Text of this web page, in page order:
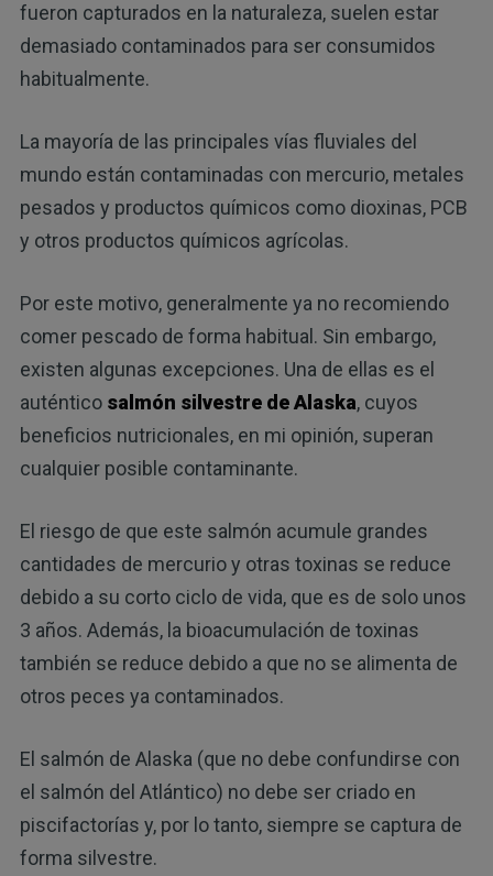
fueron capturados en la naturaleza, suelen estar
demasiado contaminados para ser consumidos
habitualmente.
La mayoría de las principales vías fluviales del
mundo están contaminadas con mercurio, metales
pesados y productos químicos como dioxinas, PCB
y otros productos químicos agrícolas.
Por este motivo, generalmente ya no recomiendo
comer pescado de forma habitual. Sin embargo,
existen algunas excepciones. Una de ellas es el
auténtico salmón silvestre de Alaska, cuyos
beneficios nutricionales, en mi opinión, superan
cualquier posible contaminante.
El riesgo de que este salmón acumule grandes
cantidades de mercurio y otras toxinas se reduce
debido a su corto ciclo de vida, que es de solo unos
3 años. Además, la bioacumulación de toxinas
también se reduce debido a que no se alimenta de
otros peces ya contaminados.
El salmón de Alaska (que no debe confundirse con
el salmón del Atlántico) no debe ser criado en
piscifactorías y, por lo tanto, siempre se captura de
forma silvestre.